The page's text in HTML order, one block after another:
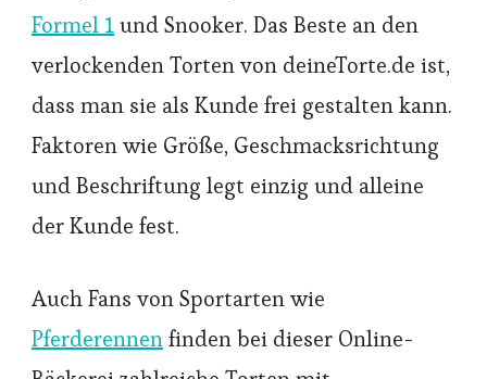
Formel 1und Snooker. Das Beste an den
verlockenden Torten von deineTorte.de ist,
dass man sie als Kunde frei gestalten kann.
Faktoren wie Größe, Geschmacksrichtung
und Beschriftung legt einzig und alleine
der Kunde fest.
Auch Fans von Sportarten wie
Pferderennenfinden bei dieser Online-